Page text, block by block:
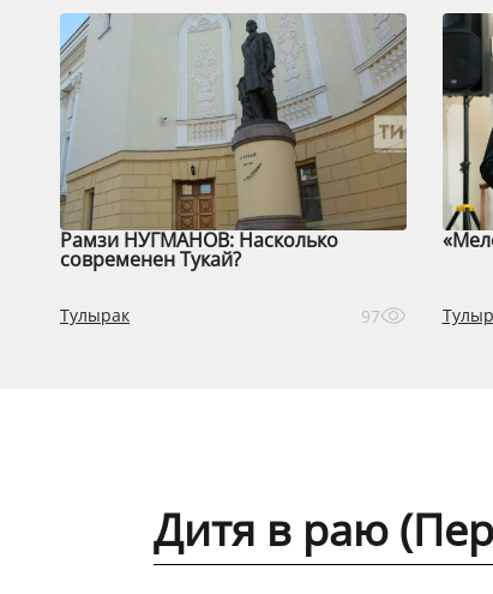
Рамзи НУГМАНОВ: Насколько
современен Тукай?
Тулырак 97
Дитя в раю